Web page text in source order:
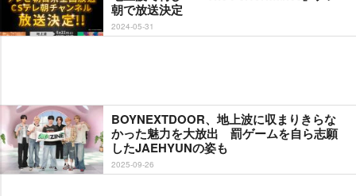
朝で放送決定
2024-05-31
BOYNEXTDOOR、地上波に収まりきらな
かった魅力を大放出 罰ゲームを自ら志願
したJAEHYUNの姿も
2025-09-26